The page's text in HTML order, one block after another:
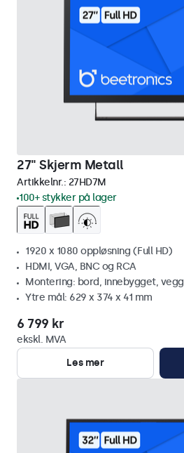
27" Skjerm Metall
Artikkelnr.: 27HD7M
100+ stykker på lager
1920 x 1080 oppløsning (Full HD)
HDMI, VGA, BNC og RCA
Montering: bord, innebygget, vegg
Ytre mål: 629 x 374 x 41 mm
6 799 kr
ekskl. MVA
Les mer